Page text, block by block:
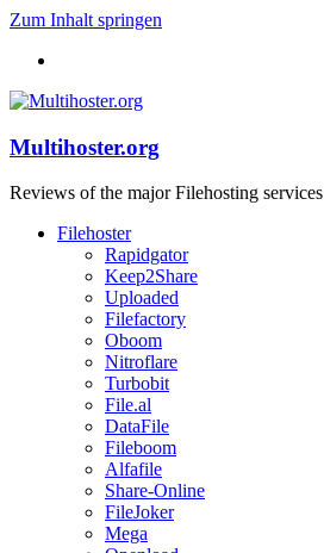
Zum Inhalt springen
Multihoster.org
Reviews of the major Filehosting services
Filehoster
Rapidgator
Keep2Share
Uploaded
Filefactory
Oboom
Nitroflare
Turbobit
File.al
DataFile
Fileboom
Alfafile
Share-Online
FileJoker
Mega